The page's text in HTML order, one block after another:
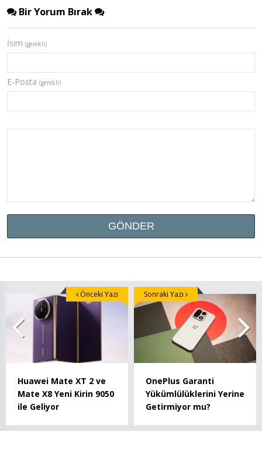
Bir Yorum Bırak
İsim (gerekli)
E-Posta (gerekli)
Huawei Mate XT 2 ve
Mate X8 Yeni Kirin 9050
ile Geliyor
Önceki Yazı
OnePlus Garanti
Yükümlülüklerini Yerine
Getirmiyor mu?
Sonraki Yazı